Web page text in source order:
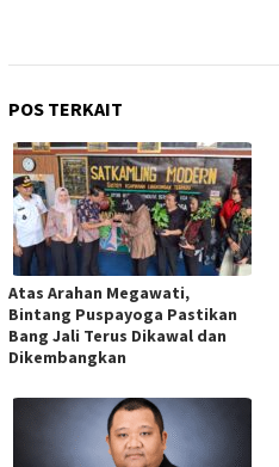
POS TERKAIT
Atas Arahan Megawati,
Bintang Puspayoga Pastikan
Bang Jali Terus Dikawal dan
Dikembangkan